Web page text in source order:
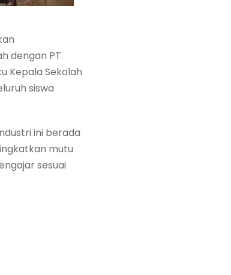
dengan PT.
Kepala Sekolah
siswa
ini berada
mutu
sesuai